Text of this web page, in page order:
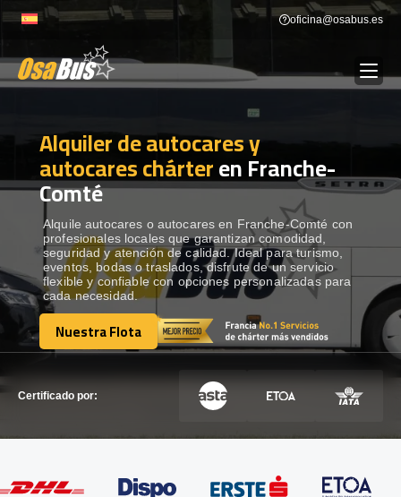
to
oficina@osabus.es
ALQUILER DE AUTOCARES
DESTINOS Show dropdown
RECORRIDAS Show dropdown
FLOTA
Alquiler de autocares y
autocares chárteren Franche-
Comté
Alquile autocares o autocares en Franche-Comté con
profesionales locales que garantizan comodidad,
seguridad y atención de calidad. Ideal para turismo,
eventos, bodas o traslados, disfrute de un servicio
flexible y confiable con opciones personalizadas para
cada necesidad.
Nuestra Flota
Nuestra Flota
Certificado por: